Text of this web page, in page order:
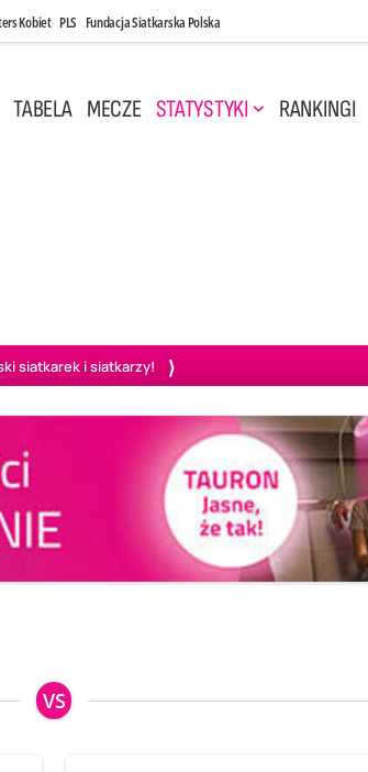
Kobiet PLS Fundacja Siatkarska Polska
TABELA MECZE STATYSTYKI RANKINGI
siatkarek i siatkarzy!
VS